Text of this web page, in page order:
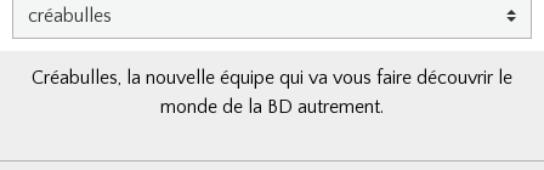
Créabulles, la nouvelle équipe qui va vous faire découvrir le
monde de la BD autrement.